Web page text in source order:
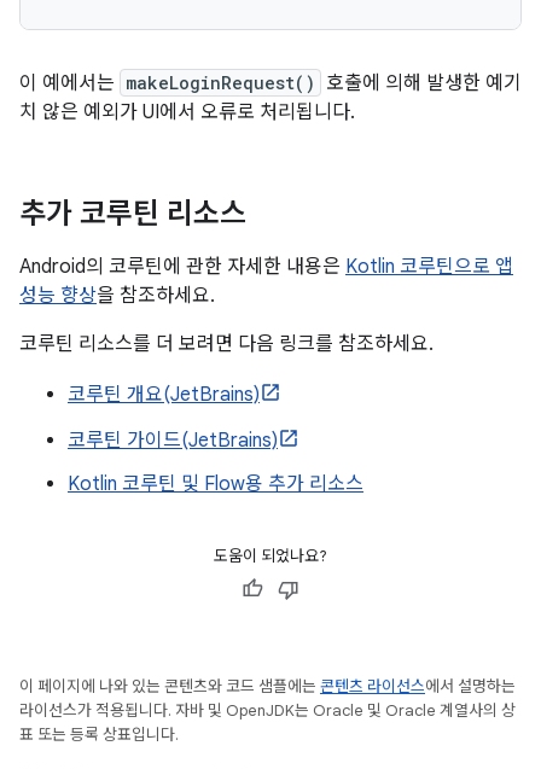
이 예에서는 makeLoginRequest()
호출에 의해 발생한 예기
치 않은 예외가 UI에서 오류로 처리됩니다.
추가 코루틴 리소스
Android의 코루틴에 관한 자세한 내용은 Kotlin 코루틴으로 앱
성능 향상을 참조하세요.
코루틴 리소스를 더 보려면 다음 링크를 참조하세요.
코루틴 개요(JetBrains)
코루틴 가이드(JetBrains)
Kotlin 코루틴 및 Flow용 추가 리소스
도움이 되었나요?
이 페이지에 나와 있는 콘텐츠와 코드 샘플에는 콘텐츠 라이선스에서 설명하는
라이선스가 적용됩니다. 자바 및 OpenJDK는 Oracle 및 Oracle 계열사의 상
표 또는 등록 상표입니다.